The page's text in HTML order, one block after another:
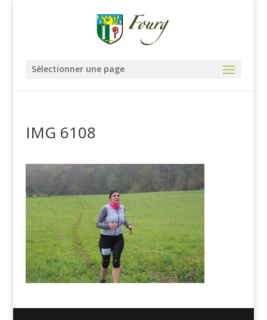
Sélectionner une page
IMG 6108